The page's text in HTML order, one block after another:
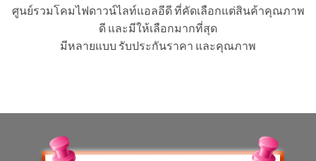
ศูนย์รวมโคมไฟดาวน์ไลท์แอลอีดี ที่คัดเลือกแต่สินค้าคุณภาพ
ดี และมีให้เลือกมากที่สุด
มีหลายแบบ รับประกันราคา และคุณภาพ